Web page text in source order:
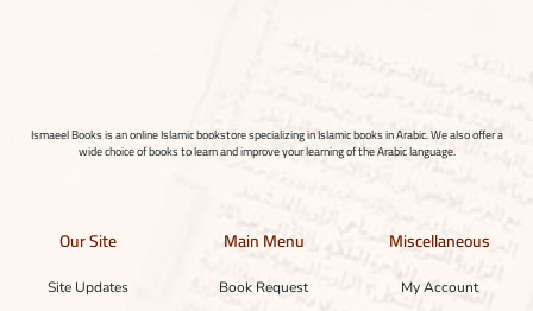
Ismaeel Books is an online Islamic bookstore specializing in Islamic books in Arabic. We also offer a
wide choice of books to learn and improve your learning of the Arabic language.
Our Site
Site Updates
Main Menu
Book Request
Miscellaneous
My Account